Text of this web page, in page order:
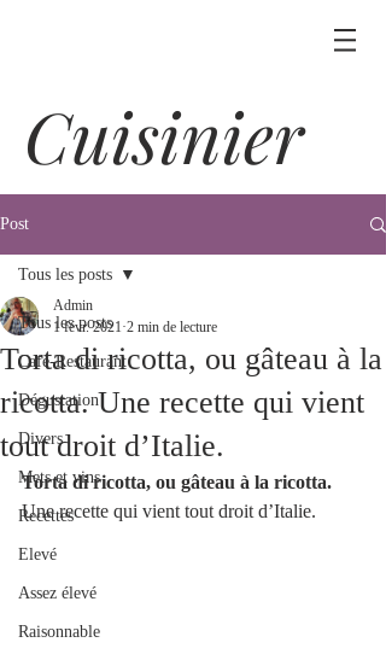
Cuisinier
Post
Tous les posts
Café-Restaurant
Dégustation
Divers
Mets et vins
Recettes
Elevé
Assez élevé
Raisonnable
Tous les posts
Torta di ricotta, ou gâteau à la
ricotta. Une recette qui vient
tout droit d’Italie.
Admin
1 févr. 2021 2 min de lecture
Torta di ricotta, ou gâteau à la ricotta.
Une recette qui vient tout droit d’Italie.